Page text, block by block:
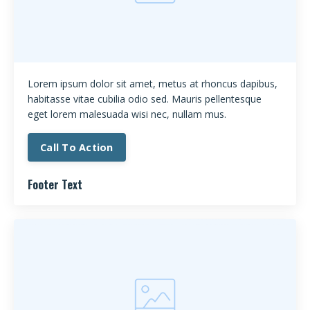
Lorem ipsum dolor sit amet, metus at rhoncus dapibus,
habitasse vitae cubilia odio sed. Mauris pellentesque
eget lorem malesuada wisi nec, nullam mus.
Call To Action
Footer Text